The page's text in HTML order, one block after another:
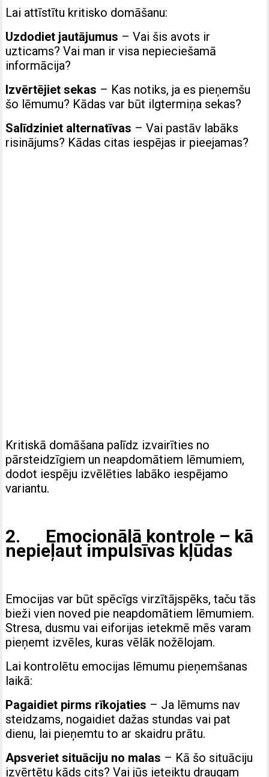
Lai attīstītu kritisko domāšanu:
Uzdodiet jautājumus – Vai šis avots ir
uzticams? Vai man ir visa nepieciešamā
informācija?
Izvērtējiet sekas – Kas notiks, ja es pieņemšu
šo lēmumu? Kādas var būt ilgtermiņa sekas?
Salīdziniet alternatīvas – Vai pastāv labāks
risinājums? Kādas citas iespējas ir pieejamas?
Kritiskā domāšana palīdz izvairīties no
pārsteidzīgiem un neapdomātiem lēmumiem,
dodot iespēju izvēlēties labāko iespējamo
variantu.
2. Emocionālā kontrole – kā
nepieļaut impulsīvas kļūdas
Emocijas var būt spēcīgs virzītājspēks, taču tās
bieži vien noved pie neapdomātiem lēmumiem.
Stresa, dusmu vai eiforijas ietekmē mēs varam
pieņemt izvēles, kuras vēlāk nožēlojam.
Lai kontrolētu emocijas lēmumu pieņemšanas
laikā:
Pagaidiet pirms rīkojaties – Ja lēmums nav
steidzams, nogaidiet dažas stundas vai pat
dienu, lai pieņemtu to ar skaidru prātu.
Apsveriet situāciju no malas – Kā šo situāciju
izvērtētu kāds cits? Vai jūs ieteiktu draugam